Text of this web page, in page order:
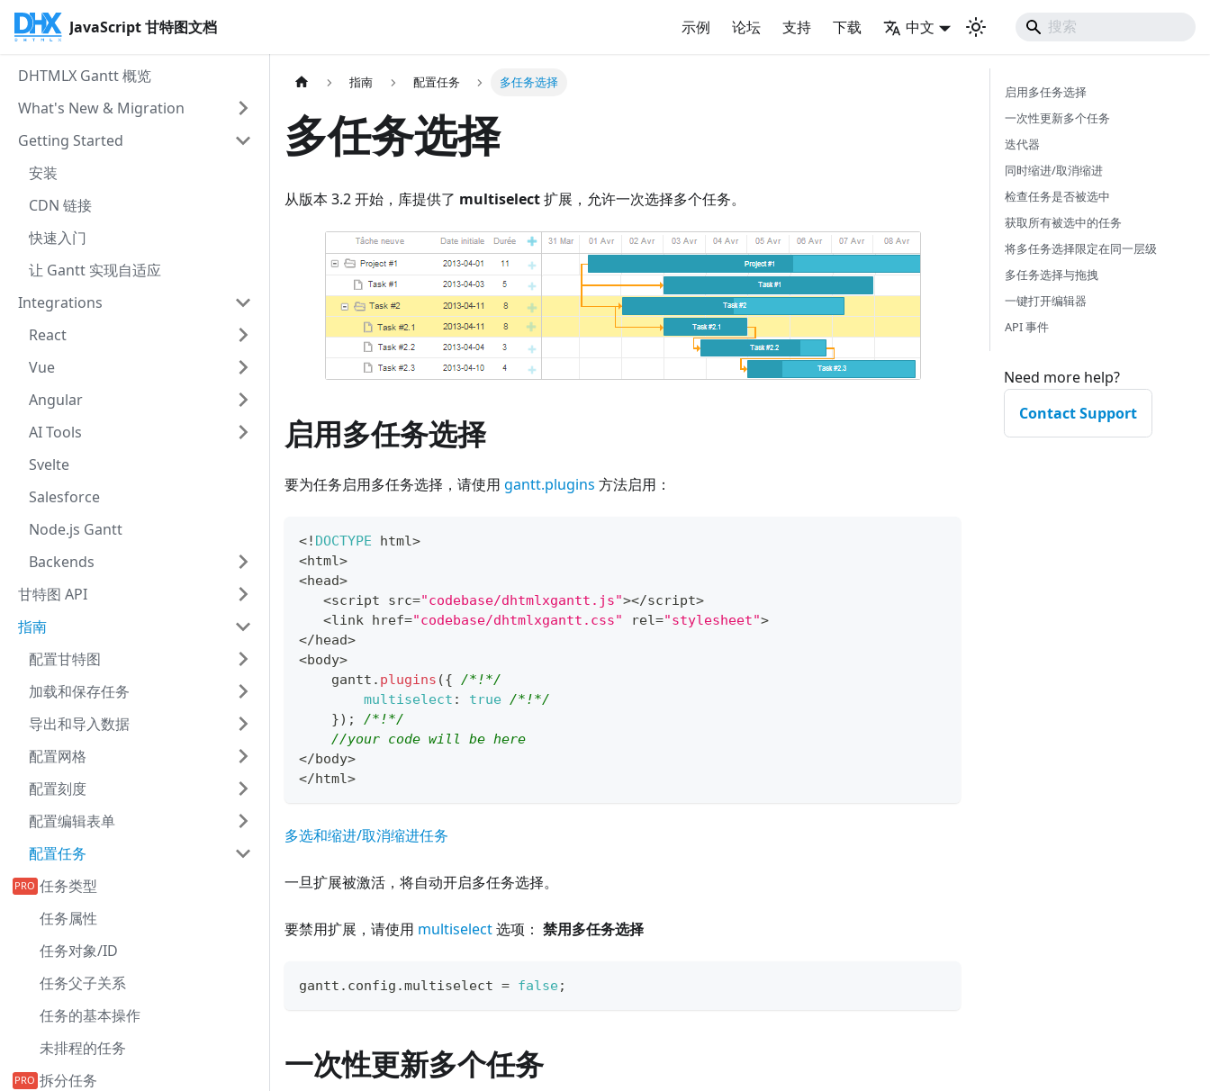
JavaScript 甘特图文档 示例 论坛 支持 下载 中文
DHTMLX Gantt 概览
What's New & Migration
Getting Started
安装
CDN 链接
快速入门
让 Gantt 实现自适应
Integrations
React
Vue
Angular
AI Tools
Svelte
Salesforce
Node.js Gantt
Backends
甘特图 API
指南
配置甘特图
加载和保存任务
导出和导入数据
配置网格
配置刻度
配置编辑表单
配置任务
任务类型
任务属性
任务对象/ID
任务父子关系
任务的基本操作
未排程的任务
拆分任务
指南 配置任务 多任务选择
多任务选择
从版本 3.2 开始，库提供了 multiselect扩展，允许一次选择多个任务。
启用多任务选择
要为任务启用多任务选择，请使用 gantt.plugins 方法启用：
<! DOCTYPE html>
<html>
<head>
<script src="codebase/dhtmlxgantt.js"></script>
<link href="codebase/dhtmlxgantt.css" rel="stylesheet">
</head>
<body>
    gantt
. plugins ({ /*!*/
multiselect : true /*!*/
}) ;
/*!*/
//your code will be here
</body>
</html>
多选和缩进/取消缩进任务
一旦扩展被激活，将自动开启多任务选择。
要禁用扩展，请使用 multiselect选项： 禁用多任务选择
gantt . config .multiselect = false;
一次性更新多个任务
启用多任务选择
一次性更新多个任务
迭代器
同时缩进/取消缩进
检查任务是否被选中
获取所有被选中的任务
将多任务选择限定在同一层级
多任务选择与拖拽
一键打开编辑器
API 事件
Need more help?
Contact Support